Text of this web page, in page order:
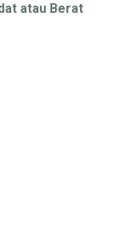
atau Berat